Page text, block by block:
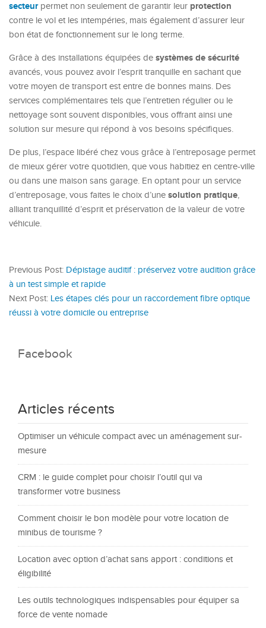
secteurpermet non seulement de garantir leur protection
contre le vol et les intempéries, mais également d’assurer leur
bon état de fonctionnement sur le long terme.
Grâce à des installations équipées de systèmes de sécurité
avancés, vous pouvez avoir l’esprit tranquille en sachant que
votre moyen de transport est entre de bonnes mains. Des
services complémentaires tels que l’entretien régulier ou le
nettoyage sont souvent disponibles, vous offrant ainsi une
solution sur mesure qui répond à vos besoins spécifiques.
De plus, l’espace libéré chez vous grâce à l’entreposage permet
de mieux gérer votre quotidien, que vous habitiez en centre-ville
ou dans une maison sans garage. En optant pour un service
d’entreposage, vous faites le choix d’une solution pratique,
alliant tranquillité d’esprit et préservation de la valeur de votre
véhicule.
Previous Post: Dépistage auditif : préservez votre audition grâce
à un test simple et rapide
Next Post: Les étapes clés pour un raccordement fibre optique
réussi à votre domicile ou entreprise
Facebook
Articles récents
Optimiser un véhicule compact avec un aménagement sur-
mesure
CRM : le guide complet pour choisir l’outil qui va
transformer votre business
Comment choisir le bon modèle pour votre location de
minibus de tourisme ?
Location avec option d’achat sans apport : conditions et
éligibilité
Les outils technologiques indispensables pour équiper sa
force de vente nomade